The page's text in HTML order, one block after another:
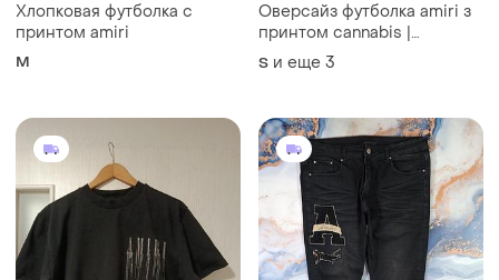
Хлопковая футболка с
принтом amiri
M
Оверсайз футболка amiri з
принтом cannabis |
чоловіча футболка аміри
чорна/біла
S и еще 3